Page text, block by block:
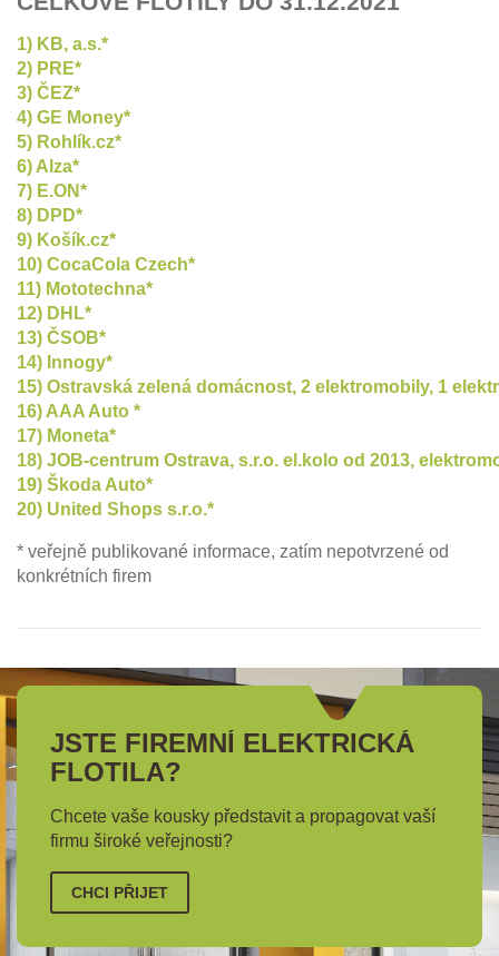
1) KB, a.s.*
2) PRE*
3) ČEZ*
4) GE Money*
5) Rohlík.cz*
6) Alza*
7) E.ON*
8) DPD*
9) Košík.cz*
10) CocaCola Czech*
11) Mototechna*
12) DHL*
13) ČSOB*
14) Innogy*
15) Ostravská zelená domácnost, 2 elektromobily, 1
16) AAA Auto *
17) Moneta*
18) JOB-centrum Ostrava, s.r.o. el.kolo od 2013,
19) Škoda Auto*
20) United Shops s.r.o.*
* veřejně publikované informace, zatím nepotvrzené od
konkrétních firem
JSTE FIREMNÍ ELEKTRICKÁ
FLOTILA?
Chcete vaše kousky představit a propagovat vaší
firmu široké veřejnosti?
CHCI PŘIJET